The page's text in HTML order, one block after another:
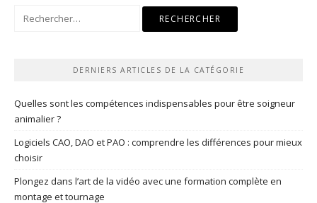
Rechercher :
DERNIERS ARTICLES DE LA CATÉGORIE
Quelles sont les compétences indispensables pour être soigneur
animalier ?
Logiciels CAO, DAO et PAO : comprendre les différences pour mieux
choisir
Plongez dans l’art de la vidéo avec une formation complète en
montage et tournage